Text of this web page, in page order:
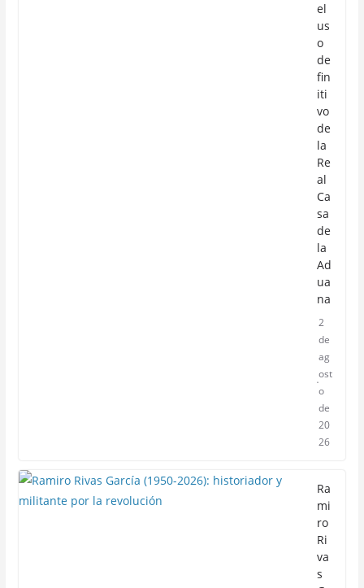
el
us
o
de
fin
iti
vo
de
la
Re
al
Ca
sa
de
la
Ad
ua
na
2
de
ag
ost
o
de
20
26
Ra
mi
ro
Ri
va
s